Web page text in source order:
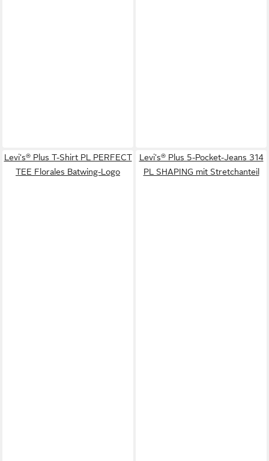
Levi's® Plus T-Shirt PL PERFECT
TEE Florales Batwing-Logo
Levi's® Plus 5-Pocket-Jeans 314
PL SHAPING mit Stretchanteil